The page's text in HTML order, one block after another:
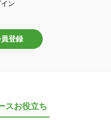
ン
登録
スお役立ち